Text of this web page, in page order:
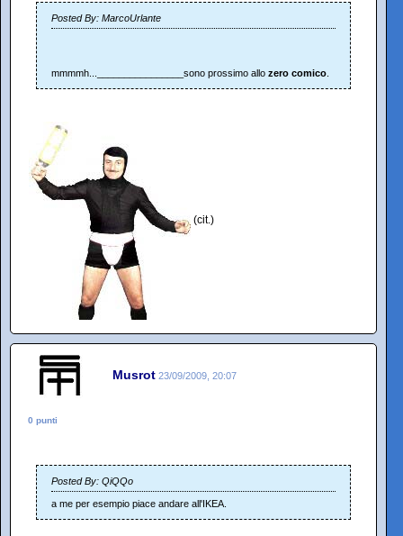
Posted By: MarcoUrlante
mmmmh...________________sono prossimo allo zero comico
(cit.)
Musrot 23/09/2009, 20:07
0 punti
Posted By: QiQQo
a me per esempio piace andare all'IKEA.